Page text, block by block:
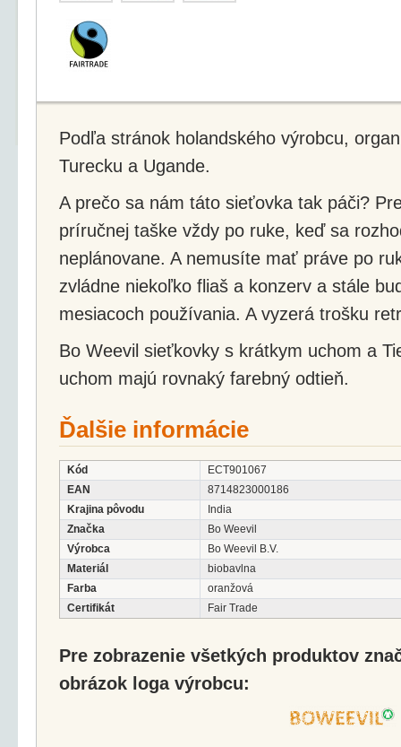
Podľa stránok holandského výrobcu,
Turecku a Ugande.
A prečo sa nám táto sieťovka tak páči?
príručnej taške vždy po ruke, keď sa
neplánovane. A nemusíte mať práve po
zvládne niekoľko fliaš a konzerv a stále
mesiacoch používania. A vyzerá trošku
Bo Weevil sieťkovky s krátkym uchom a
uchom majú rovnaký farebný odtieň.
Ďalšie informácie
Kód
ECT901067
EAN
8714823000186
Krajina pôvodu
India
Značka
Bo Weevil
Výrobca
Bo Weevil B.V.
Materiál
biobavlna
Farba
oranžová
Certifikát
Fair Trade
Pre zobrazenie všetkých produktov
obrázok loga výrobcu: